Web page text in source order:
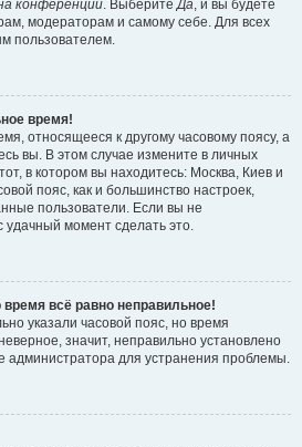
конференции. ВыберитеДа, и вы будете
модераторам и самому себе. Для всех
пользователем.
время!
относящееся к другому часовому поясу, а
вы. В этом случае измените в личных
в котором вы находитесь: Москва, Киев и
пояс, как и большинство настроек,
пользователи. Если вы не
удачный момент сделать это.
всё равно неправильное!
указали часовой пояс, но время
значит, неправильно установлено
администратора для устранения проблемы.